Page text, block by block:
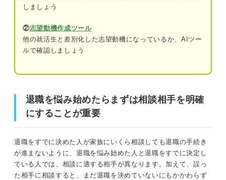
ール
①3カ月前：上司に相談・退職日の決定
④2週間前〜前日：挨拶回りやデスクの整理
退職までのステップを理解したうえで今相談すべき
相手を考えよう
しましょう
②志望動機作成ツール
他の就活生と差別化した志望動機になっているか、AIツー
ルで確認しましょう
退職を悩み始めたらまずは相談相手を明確
にすることが重要
退職をすでに決めた人が家族にいくら相談しても退職の手続き
が進まないように、退職を悩み始めた人と退職をすでに決定し
ている人では、相談に適する相手が異なります。加えて、誤っ
た相手に相談すると、まだ退職を決めていないにもかかわらず
退職を悩み始めたらまずは相談相手を明確にすることが重
まだ検討中の人はここから！ 退職するかの相談におすす
めな人
退職の相談におすすめな身近な人
退職の相談におすすめな外部の企業・機関